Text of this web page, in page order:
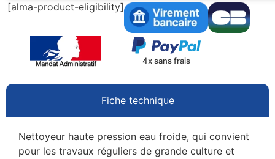
[alma-product-eligibility]
4x sans frais
Fiche technique
Nettoyeur haute pression eau froide, qui convient
pour les travaux réguliers de grande culture et